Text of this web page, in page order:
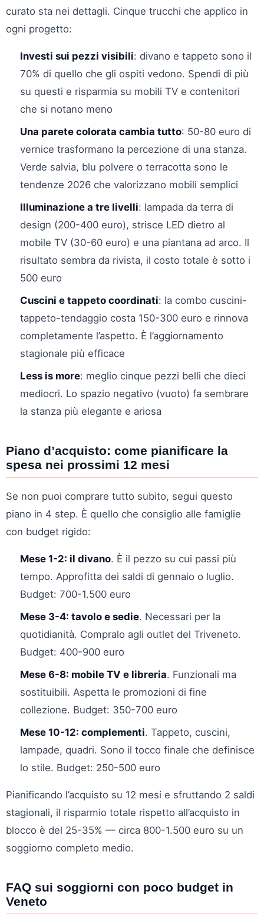
curato sta nei dettagli. Cinque trucchi che applico in
ogni progetto:
Investi sui pezzi visibili: divano e tappeto sono il
70% di quello che gli ospiti vedono. Spendi di più
su questi e risparmia su mobili TV e contenitori
che si notano meno
Una parete colorata cambia tutto: 50-80 euro di
vernice trasformano la percezione di una stanza.
Verde salvia, blu polvere o terracotta sono le
tendenze 2026 che valorizzano mobili semplici
Illuminazione a tre livelli: lampada da terra di
design (200-400 euro), strisce LED dietro al
mobile TV (30-60 euro) e una piantana ad arco. Il
risultato sembra da rivista, il costo totale è sotto i
500 euro
Cuscini e tappeto coordinati: la combo cuscini-
tappeto-tendaggio costa 150-300 euro e rinnova
completamente l’aspetto. È l’aggiornamento
stagionale più efficace
Less is more: meglio cinque pezzi belli che dieci
mediocri. Lo spazio negativo (vuoto) fa sembrare
la stanza più elegante e ariosa
Piano d’acquisto: come pianificare la
spesa nei prossimi 12 mesi
Se non puoi comprare tutto subito, segui questo
piano in 4 step. È quello che consiglio alle famiglie
con budget rigido:
Mese 1-2: il divano. È il pezzo su cui passi più
tempo. Approfitta dei saldi di gennaio o luglio.
Budget: 700-1.500 euro
Mese 3-4: tavolo e sedie. Necessari per la
quotidianità. Compralo agli outlet del Triveneto.
Budget: 400-900 euro
Mese 6-8: mobile TV e libreria. Funzionali ma
sostituibili. Aspetta le promozioni di fine
collezione. Budget: 350-700 euro
Mese 10-12: complementi. Tappeto, cuscini,
lampade, quadri. Sono il tocco finale che definisce
lo stile. Budget: 250-500 euro
Pianificando l’acquisto su 12 mesi e sfruttando 2 saldi
stagionali, il risparmio totale rispetto all’acquisto in
blocco è del 25-35% — circa 800-1.500 euro su un
soggiorno completo medio.
FAQ sui soggiorni con poco budget in
Veneto